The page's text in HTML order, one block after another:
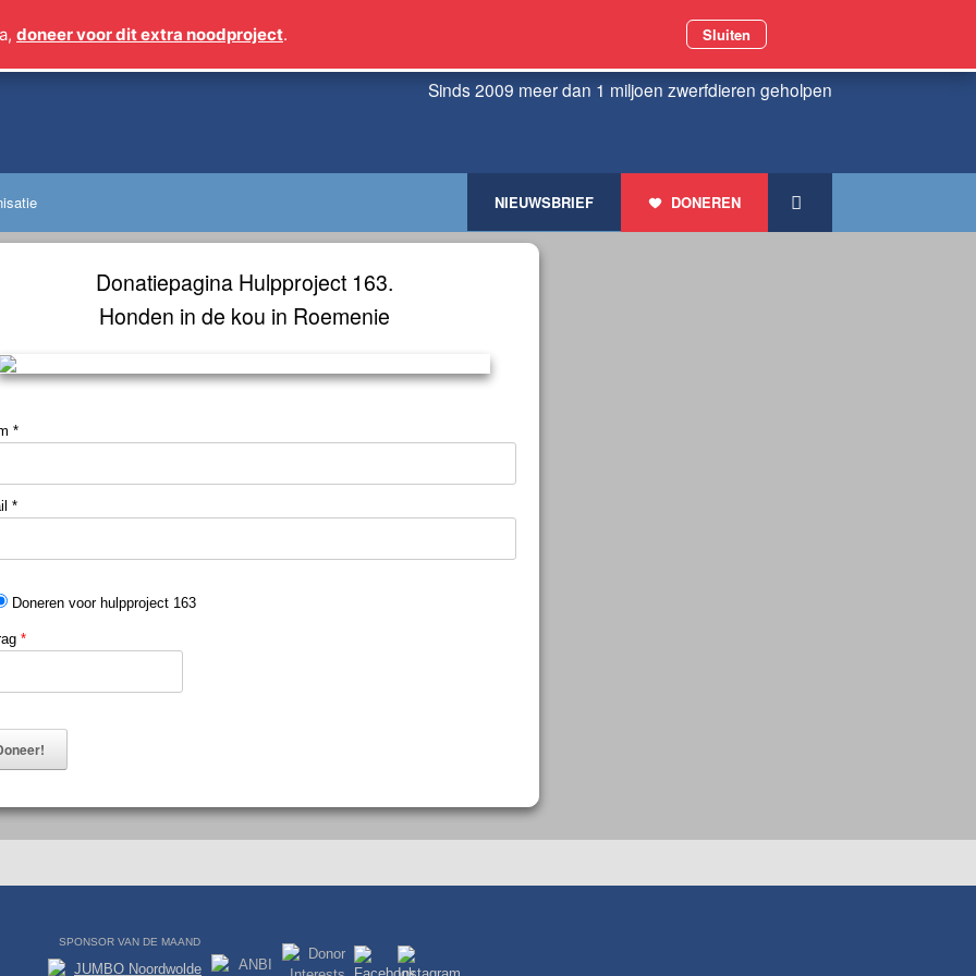
Sinds 2009 meer dan 1 miljoen zwerfdieren geholpen
DONEREN
NIEUWSBRIEF
Donatiepagina Hulpproject 163.
Honden in de kou in Roemenie
*
*
Doneren voor hulpproject 163
*
SPONSOR VAN DE MAAND
doneer voor dit extra noodproject. Sluiten